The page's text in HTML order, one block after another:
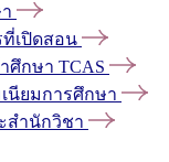
เปิดสอน
ศึกษา TCAS
นียมการศึกษา
สำนักวิชา